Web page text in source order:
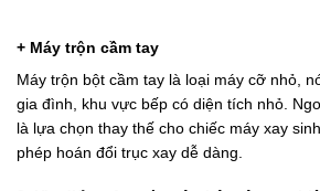
+ Máy trộn cầm tay
Máy trộn bột cầm tay là loại máy cỡ nhỏ,
gia đình, khu vực bếp có diện tích nhỏ.
là lựa chọn thay thế cho chiếc máy xay
phép hoán đổi trục xay dễ dàng.